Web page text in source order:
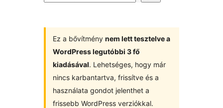
Ez a bővítmény nem lett tesztelve a
WordPress legutóbbi 3 fő
kiadásával. Lehetséges, hogy már
nincs karbantartva, frissítve és a
használata gondot jelenthet a
frissebb WordPress verziókkal.